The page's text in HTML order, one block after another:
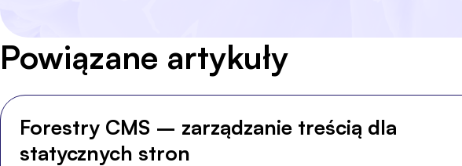
Powiązane artykuły
Forestry CMS – zarządzanie treścią dla
statycznych stron